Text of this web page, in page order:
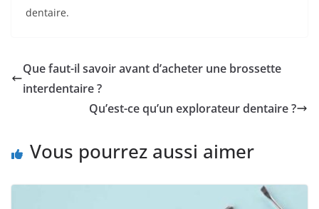
dentaire.
Que faut-il savoir avant d’acheter une brossette
interdentaire ?
Qu’est-ce qu’un explorateur dentaire ?
Vous pourrez aussi aimer